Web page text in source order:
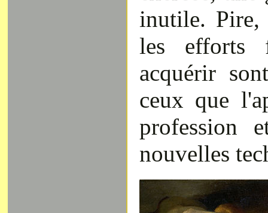
inutile. Pire,
les efforts
acquérir
ceux que
profession
nouvelles